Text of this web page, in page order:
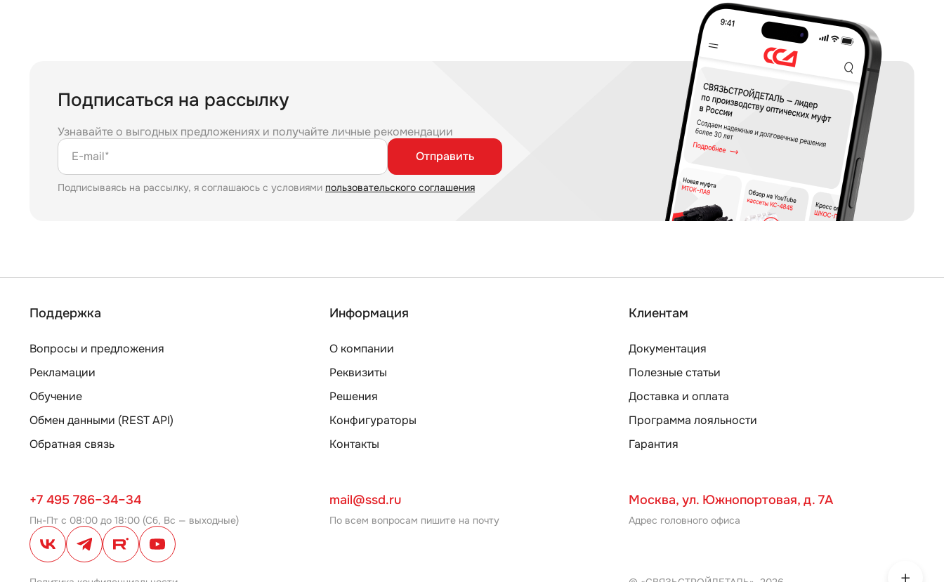
Подписаться на рассылку
Узнавайте о выгодных предложениях и получайте личные рекомендации
E-mail*
Отправить
Подписываясь на рассылку, я соглашаюсь с условиями пользовательского соглашения
Поддержка
Вопросы и предложения
Рекламации
Обучение
Обмен данными (REST API)
Обратная связь
Информация
О компании
Реквизиты
Решения
Конфигураторы
Контакты
Клиентам
Документация
Полезные статьи
Доставка и оплата
Программа лояльности
Гарантия
+7 495 786–34–34
Пн-Пт с 08:00 до 18:00 (Сб, Вс — выходные)
mail@ssd.ru
По всем вопросам пишите на почту
Москва, ул. Южнопортовая, д. 7А
Адрес головного офиса